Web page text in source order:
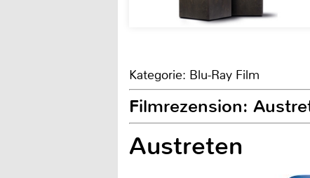
Kategorie: Blu-Ray Film
Filmrezension:
Austreten